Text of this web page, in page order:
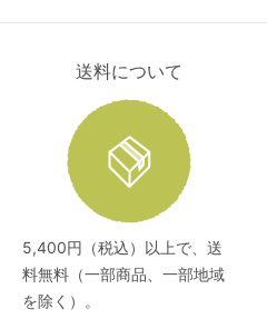
送料について
5,400円（税込）以上で、送
料無料（一部商品、一部地域
を除く）。